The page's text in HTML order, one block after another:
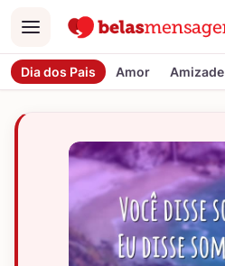
Menu
Dia dos Pais Amor Amizade